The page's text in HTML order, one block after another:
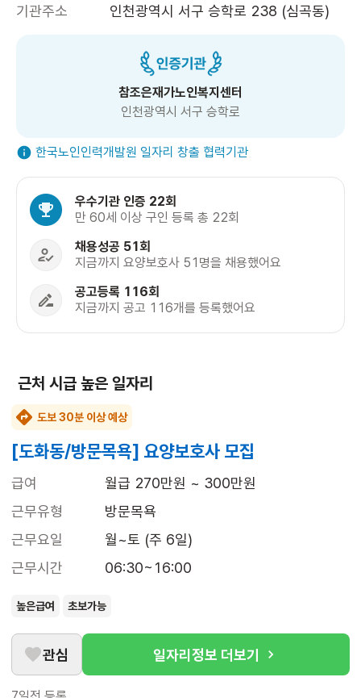
기관주소 인천광역시 서구 승학로 238 (심곡동)
참조은재가노인복지센터
인천광역시 서구 승학로
한국노인인력개발원 일자리 창출 협력기관
우수기관 인증 22회
만 60세 이상 구인 등록 총 22회
채용성공 51회
지금까지 요양보호사 51명을 채용했어요
공고등록 116회
지금까지 공고 116개를 등록했어요
근처 시급 높은 일자리
도보 30분 이상 예상
[도화동/방문목욕] 요양보호사 모집
급여
월급 270만원 ~ 300만원
근무유형
방문목욕
근무요일
월~토 (주 6일)
근무시간
06:30~16:00
높은급여 초보가능
관심 일자리정보 더보기